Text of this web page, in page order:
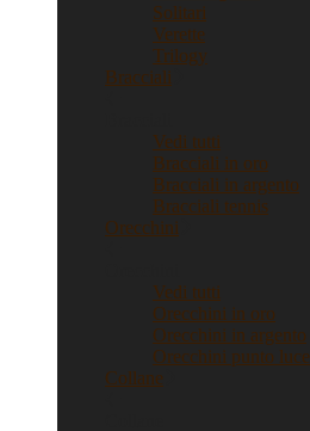
Solitari
Verette
Trilogy
Bracciali
Vedi tutti
Bracciali in oro
Bracciali in argento
Bracciali tennis
Orecchini
Vedi tutti
Orecchini in oro
Orecchini in argento
Orecchini punto luce
Collane